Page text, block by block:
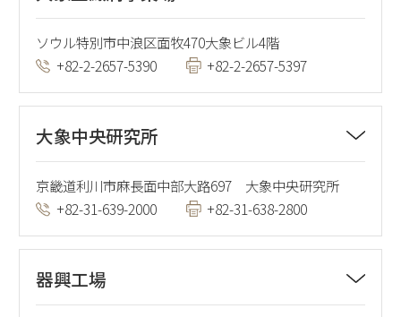
ソウル特別市中浪区面牧470大象ビル4階
+82-2-2657-5390
+82-2-2657-5397
大象中央研究所
京畿道利川市麻長面中部大路697 大象中央研究所
+82-31-639-2000
+82-31-638-2800
器興工場